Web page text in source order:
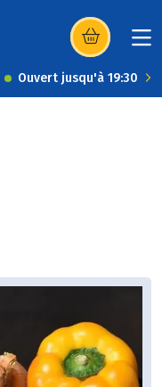
(s’ouvre dans
Ouvert jusqu'à 19:30